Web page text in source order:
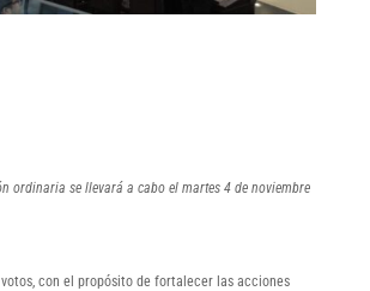
ordinaria se llevará a cabo el martes 4 de noviembre
con el propósito de fortalecer las acciones